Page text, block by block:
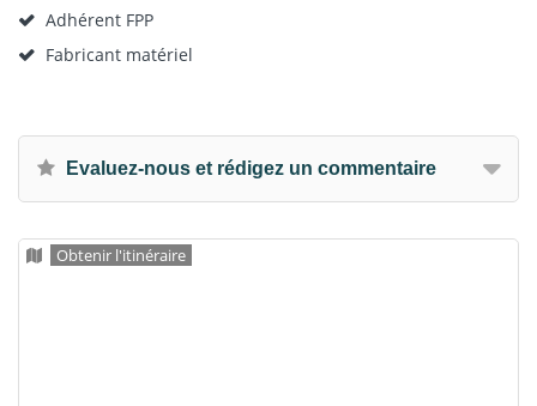
Adhérent FPP
Fabricant matériel
Evaluez-nous et rédigez un commentaire
Obtenir l'itinéraire